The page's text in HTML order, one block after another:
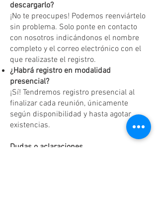
descargarlo?
¡No te preocupes! Podemos reenviártelo
sin problema. Solo ponte en contacto
con nosotros indicándonos el nombre
completo y el correo electrónico con el
que realizaste el registro.
¿Habrá registro en modalidad
presencial?
¡Sí! Tendremos registro presencial al
finalizar cada reunión, únicamente
según disponibilidad y hasta agotar
existencias.
Dudas o aclaraciones